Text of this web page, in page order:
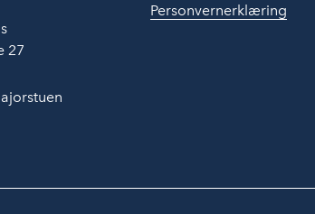
27
Personvernerklæring